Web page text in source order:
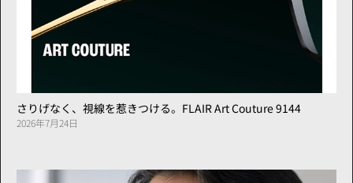
さりげなく、視線を惹きつける。FLAIR Art Couture 9144
2026年7月24日